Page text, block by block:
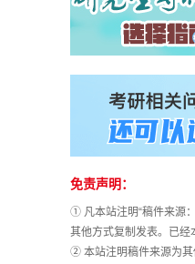
免责声明：
① 凡本站注明“稿件来源
其他方式复制发表。已经
② 本站注明稿件来源为其